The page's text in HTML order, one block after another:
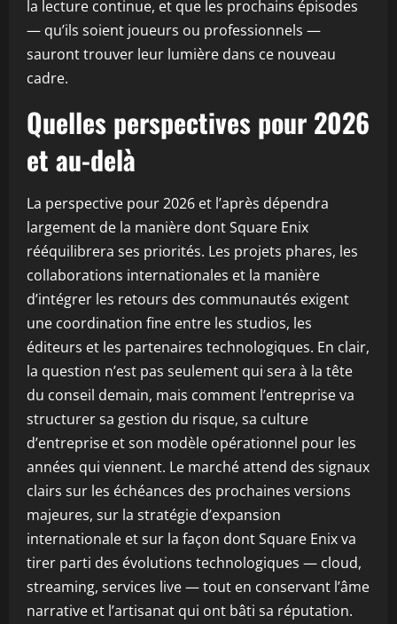
la lecture continue, et que les prochains épisodes
— qu’ils soient joueurs ou professionnels —
sauront trouver leur lumière dans ce nouveau
cadre.
Quelles perspectives pour 2026
et au-delà
La perspective pour 2026 et l’après dépendra
largement de la manière dont Square Enix
rééquilibrera ses priorités. Les projets phares, les
collaborations internationales et la manière
d’intégrer les retours des communautés exigent
une coordination fine entre les studios, les
éditeurs et les partenaires technologiques. En clair,
la question n’est pas seulement qui sera à la tête
du conseil demain, mais comment l’entreprise va
structurer sa gestion du risque, sa culture
d’entreprise et son modèle opérationnel pour les
années qui viennent. Le marché attend des signaux
clairs sur les échéances des prochaines versions
majeures, sur la stratégie d’expansion
internationale et sur la façon dont Square Enix va
tirer parti des évolutions technologiques — cloud,
streaming, services live — tout en conservant l’âme
narrative et l’artisanat qui ont bâti sa réputation.